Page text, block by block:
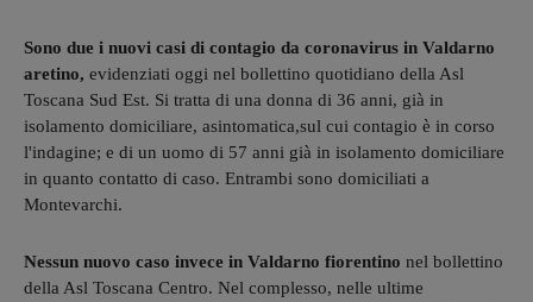
Sono due i nuovi casi di contagio da coronavirus in Valdarno
aretino, evidenziati oggi nel bollettino quotidiano della Asl
Toscana Sud Est. Si tratta di una donna di 36 anni, già in
isolamento domiciliare, asintomatica,sul cui contagio è in corso
l'indagine; e di un uomo di 57 anni già in isolamento domiciliare
in quanto contatto di caso. Entrambi sono domiciliati a
Montevarchi.
Nessun nuovo caso invece in Valdarno fiorentino nel bollettino
della Asl Toscana Centro. Nel complesso, nelle ultime